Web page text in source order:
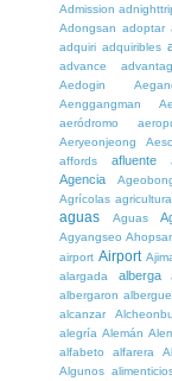
Admission
Adongsan adoptar
adquiri adquiribles
advance
Aedogin
Aenggangman
aeródromo
Aeryeonjeong
affords
afluente
Agencia
Agrícolas agricultura
aguas Aguas
Agyangseo
airport Airport
alargada alberga
albergaron albergue
alcanzar
alegría Alemán
alfabeto
alfarera
Algunos